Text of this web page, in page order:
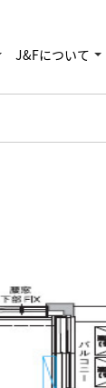
J&Fについて